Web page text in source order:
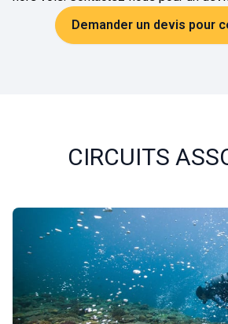
Demander un devis pour
CIRCUITS